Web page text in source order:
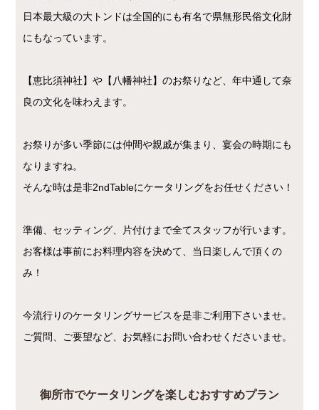
日本最大級の大トンドは全国的にも有名で県無形民俗文化財
にもなっています。
【恵比須神社】や【八幡神社】のお祭りなど、年中通して奈
良の文化を味わえます。
お祭りが多い季節には仲間や親戚が集まり、宴会の時期にも
なりますね。
そんな時は是非2ndTableにケータリングをお任せください！
準備、セッティング、片付けまで全てスタッフが行います。
お客様は事前にお料理内容を決めて、当日楽しんで頂くの
み！
今流行りのケータリングサービスを是非ご利用下さいませ。
ご質問、ご要望など、お気軽にお問い合わせくださいませ。
御所市でケータリングを楽しむおすすめプラン